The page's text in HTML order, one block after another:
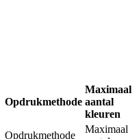
Opdrukmethode
Maximaal
aantal
kleuren
Opdrukmethode
Maximaal